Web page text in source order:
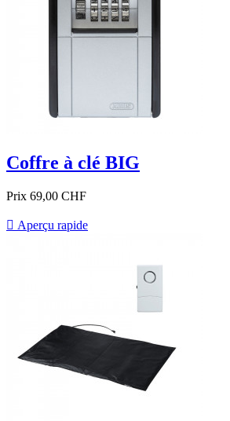
Coffre à clé BIG
Prix 69,00 CHF
 Aperçu rapide